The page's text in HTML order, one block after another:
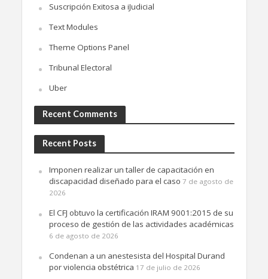
Suscripción Exitosa a iJudicial
Text Modules
Theme Options Panel
Tribunal Electoral
Uber
Recent Comments
Recent Posts
Imponen realizar un taller de capacitación en
discapacidad diseñado para el caso 7 de agosto de
2026
El CFJ obtuvo la certificación IRAM 9001:2015 de su
proceso de gestión de las actividades académicas
6 de agosto de 2026
Condenan a un anestesista del Hospital Durand
por violencia obstétrica 17 de julio de 2026